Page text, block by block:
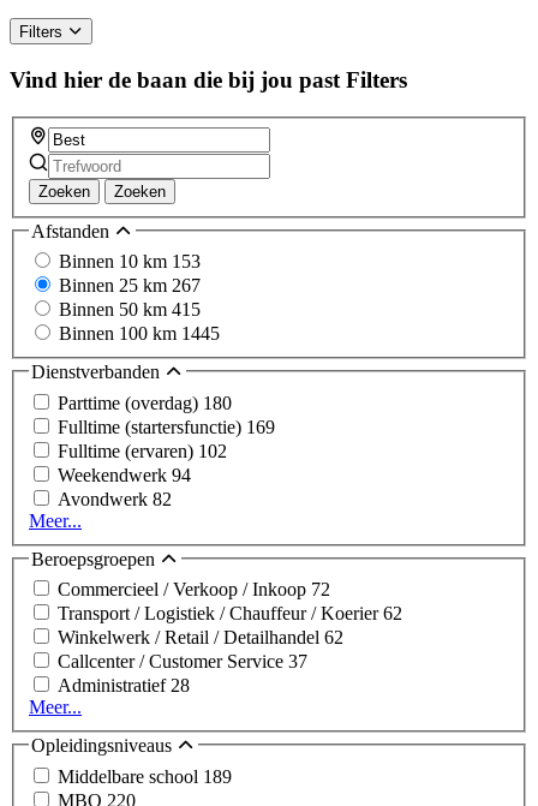
ignore
this
field
Filters
Vind hier de baan die bij jou past Filters
Zoeken Zoeken
Afstanden
Binnen 10 km 153
Binnen 25 km 267
Binnen 50 km 415
Binnen 100 km 1445
Dienstverbanden
Parttime (overdag) 180
Fulltime (startersfunctie) 169
Fulltime (ervaren) 102
Weekendwerk 94
Avondwerk 82
Meer...
Beroepsgroepen
Commercieel / Verkoop / Inkoop 72
Transport / Logistiek / Chauffeur / Koerier62
Winkelwerk / Retail / Detailhandel 62
Callcenter / Customer Service 37
Administratief 28
Meer...
Opleidingsniveaus
Middelbare school 189
MBO 220